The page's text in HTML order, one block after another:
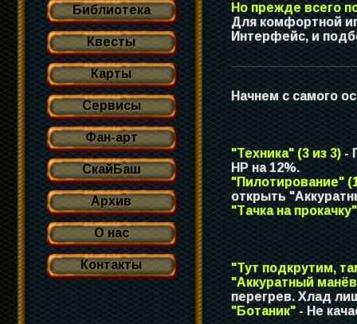
Библиотека
Квесты
Карты
Сервисы
Фан-арт
СкайБаш
Архив
О нас
Контакты
Но прежде всего
Для комфортной
Интерфейс, и
Начнем с самого
"Техника" (3 из 3)-
HP на 12%.
"Пилотирование"
открыть
"Тачка на прокачку"
"Тут подкрутим,
"Аккуратный
перегрев. Хлад
"Ботаник"- Не